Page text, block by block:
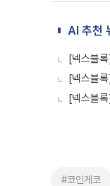
AI 추천
[넥스블
[넥스블
[넥스블
#코인게코